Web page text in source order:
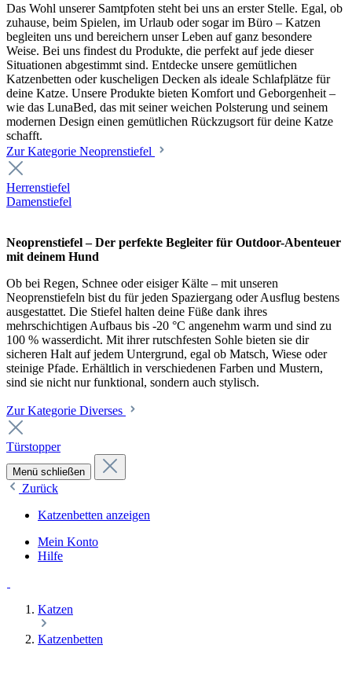
Das Wohl unserer Samtpfoten steht bei uns an erster Stelle. Egal, ob
zuhause, beim Spielen, im Urlaub oder sogar im Büro – Katzen
begleiten uns und bereichern unser Leben auf ganz besondere
Weise. Bei uns findest du Produkte, die perfekt auf jede dieser
Situationen abgestimmt sind. Entdecke unsere gemütlichen
Katzenbetten oder kuscheligen Decken als ideale Schlafplätze für
deine Katze. Unsere Produkte bieten Komfort und Geborgenheit –
wie das LunaBed, das mit seiner weichen Polsterung und seinem
modernen Design einen gemütlichen Rückzugsort für deine Katze
schafft.
Zur Kategorie Neoprenstiefel
Herrenstiefel
Damenstiefel
Neoprenstiefel – Der perfekte Begleiter für Outdoor-Abenteuer
mit deinem Hund
Ob bei Regen, Schnee oder eisiger Kälte – mit unseren
Neoprenstiefeln bist du für jeden Spaziergang oder Ausflug bestens
ausgestattet. Die Stiefel halten deine Füße dank ihres
mehrschichtigen Aufbaus bis -20 °C angenehm warm und sind zu
100 % wasserdicht. Mit ihrer rutschfesten Sohle bieten sie dir
sicheren Halt auf jedem Untergrund, egal ob Matsch, Wiese oder
steinige Pfade. Erhältlich in verschiedenen Farben und Mustern,
sind sie nicht nur funktional, sondern auch stylisch.
Zur Kategorie Diverses
Türstopper
Menü schließen
Zurück
Katzenbetten anzeigen
Mein Konto
Hilfe
Katzen
Katzenbetten